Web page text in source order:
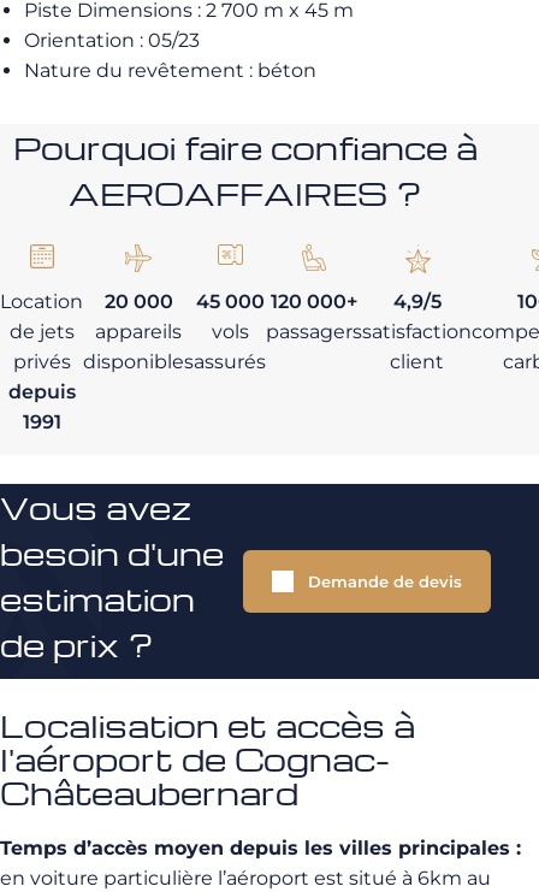
Piste Dimensions : 2 700 m x 45 m
Orientation : 05/23
Nature du revêtement : béton
Pourquoi faire confiance à
AEROAFFAIRES ?
Location
de jets
privés
depuis
1991
20 000
appareils
disponibles
45 000
vols
assurés
120 000+
passagers
4,9/5
satisfaction
client
Vous avez
besoin d'une
estimation
de prix ?
Demande de devis
Localisation et accès à
l'aéroport de Cognac-
Châteaubernard
Temps d’accès moyen depuis les villes principales :
en voiture particulière l’aéroport est situé à 6km au